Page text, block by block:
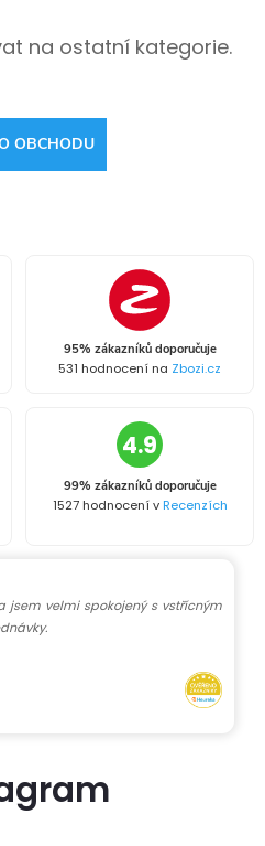
na ostatní kategorie.
OBCHODU
95% zákazníků doporučuje
531 hodnocení na Zbozi.cz
4.9
99% zákazníků doporučuje
1527 hodnocení vRecenzích
jsem velmi spokojený s vstřícným